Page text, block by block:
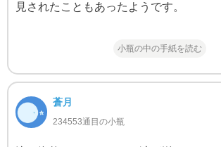
見されたこともあったようです。
小瓶の中の手紙を読む
蒼月
234553通目の小瓶